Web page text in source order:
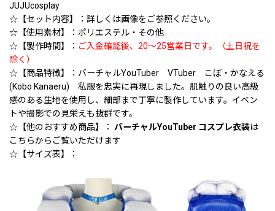
JUJUcosplay
☆【セット内容】：詳しくは画像をご参照ください。
☆【使用素材】：ポリエステル・その他
☆【製作時間】： ご入金確認後、20〜25営業日です。（土日祝を
除く）
☆【商品特徴】：バーチャルYouTuber VTuber こぼ・かなえる
(Kobo Kanaeru) 私服を忠実に再現しました。肌触りの良い高級
感のある生地を使用し、細部まで丁寧に製作しています。イベン
トや撮影での見栄えも抜群です。
☆【他のおすすめ商品】： バーチャルYouTuber コスプレ衣装は
こちらからご覧いただけます
☆【サイズ表】：